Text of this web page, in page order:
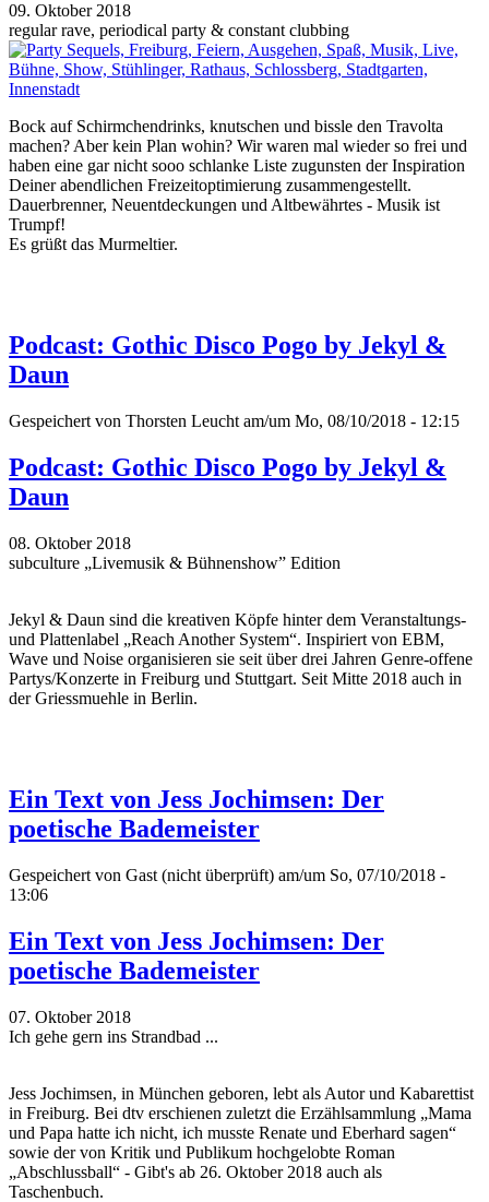
09. Oktober 2018
regular rave, periodical party & constant clubbing
Bock auf Schirmchendrinks, knutschen und bissle den Travolta
machen? Aber kein Plan wohin? Wir waren mal wieder so frei und
haben eine gar nicht sooo schlanke Liste zugunsten der Inspiration
Deiner abendlichen Freizeitoptimierung zusammengestellt.
Dauerbrenner, Neuentdeckungen und Altbewährtes - Musik ist
Trumpf!
Es grüßt das Murmeltier.
Podcast: Gothic Disco Pogo by Jekyl &
Daun
Gespeichert von Thorsten Leucht am/um Mo, 08/10/2018 - 12:15
Podcast: Gothic Disco Pogo by Jekyl &
Daun
08. Oktober 2018
subculture „Livemusik & Bühnenshow” Edition
Jekyl & Daun sind die kreativen Köpfe hinter dem Veranstaltungs-
und Plattenlabel „Reach Another System“. Inspiriert von EBM,
Wave und Noise organisieren sie seit über drei Jahren Genre-offene
Partys/Konzerte in Freiburg und Stuttgart. Seit Mitte 2018 auch in
der Griessmuehle in Berlin.
Ein Text von Jess Jochimsen: Der
poetische Bademeister
Gespeichert von Gast (nicht überprüft) am/um So, 07/10/2018 -
13:06
Ein Text von Jess Jochimsen: Der
poetische Bademeister
07. Oktober 2018
Ich gehe gern ins Strandbad ...
Jess Jochimsen, in München geboren, lebt als Autor und Kabarettist
in Freiburg. Bei dtv erschienen zuletzt die Erzählsammlung „Mama
und Papa hatte ich nicht, ich musste Renate und Eberhard sagen“
sowie der von Kritik und Publikum hochgelobte Roman
„Abschlussball“ - Gibt's ab 26. Oktober 2018 auch als
Taschenbuch.